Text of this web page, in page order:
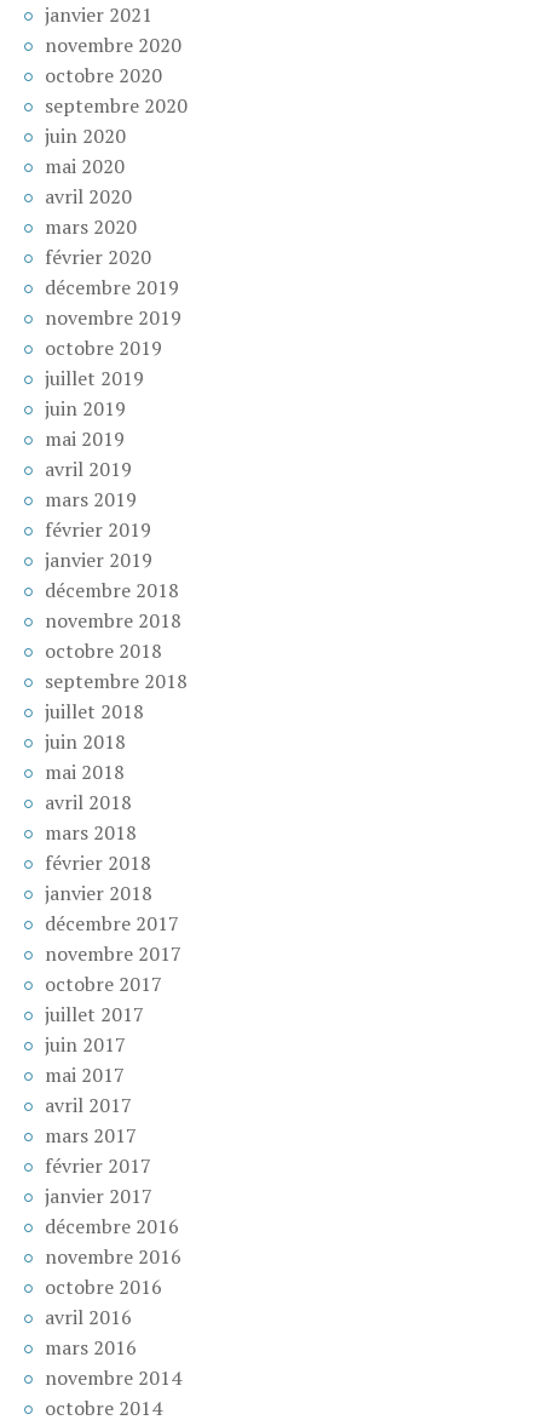
janvier 2021
novembre 2020
octobre 2020
septembre 2020
juin 2020
mai 2020
avril 2020
mars 2020
février 2020
décembre 2019
novembre 2019
octobre 2019
juillet 2019
juin 2019
mai 2019
avril 2019
mars 2019
février 2019
janvier 2019
décembre 2018
novembre 2018
octobre 2018
septembre 2018
juillet 2018
juin 2018
mai 2018
avril 2018
mars 2018
février 2018
janvier 2018
décembre 2017
novembre 2017
octobre 2017
juillet 2017
juin 2017
mai 2017
avril 2017
mars 2017
février 2017
janvier 2017
décembre 2016
novembre 2016
octobre 2016
avril 2016
mars 2016
novembre 2014
octobre 2014